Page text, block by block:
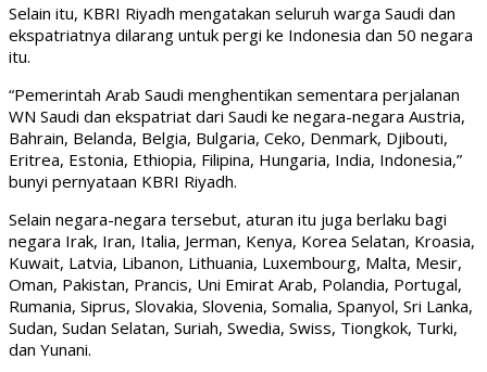
Selain itu, KBRI Riyadh mengatakan seluruh warga Saudi dan
ekspatriatnya dilarang untuk pergi ke Indonesia dan 50 negara
itu.
“Pemerintah Arab Saudi menghentikan sementara perjalanan
WN Saudi dan ekspatriat dari Saudi ke negara-negara Austria,
Bahrain, Belanda, Belgia, Bulgaria, Ceko, Denmark, Djibouti,
Eritrea, Estonia, Ethiopia, Filipina, Hungaria, India, Indonesia,”
bunyi pernyataan KBRI Riyadh.
Selain negara-negara tersebut, aturan itu juga berlaku bagi
negara Irak, Iran, Italia, Jerman, Kenya, Korea Selatan, Kroasia,
Kuwait, Latvia, Libanon, Lithuania, Luxembourg, Malta, Mesir,
Oman, Pakistan, Prancis, Uni Emirat Arab, Polandia, Portugal,
Rumania, Siprus, Slovakia, Slovenia, Somalia, Spanyol, Sri Lanka,
Sudan, Sudan Selatan, Suriah, Swedia, Swiss, Tiongkok, Turki,
dan Yunani.